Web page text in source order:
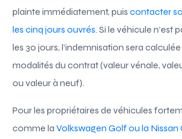
plainte immédiatement, puiscontacter
les cinq jours ouvrés. Si le véhicule n’est
les 30 jours, l’indemnisation sera
modalités du contrat (valeur vénale,
ou valeur à neuf).
Pour les propriétaires de véhicules
comme laVolkswagen Golf ou la Nissan